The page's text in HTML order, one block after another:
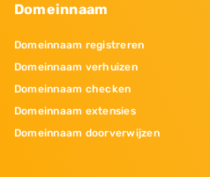
Domeinnaam
Domeinnaam registreren
Domeinnaam verhuizen
Domeinnaam checken
Domeinnaam extensies
Domeinnaam doorverwijzen